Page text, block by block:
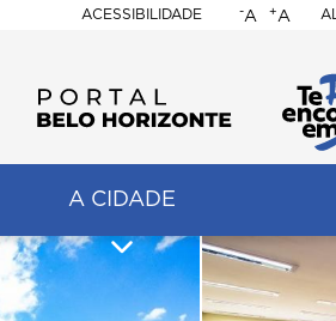
ACESSIBILIDADE
BELO
-A +A
A CIDADE